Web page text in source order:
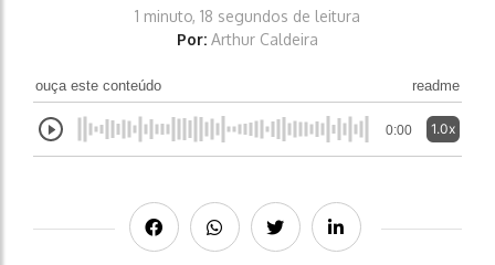
1 minuto, 18 segundos de leitura
Por: Arthur Caldeira
ouça este conteúdo readme
0:00 1.0x